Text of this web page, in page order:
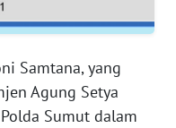
Samtana, yang
Agung Setya
Sumut dalam